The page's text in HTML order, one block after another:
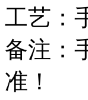
工艺：
备注：
准！